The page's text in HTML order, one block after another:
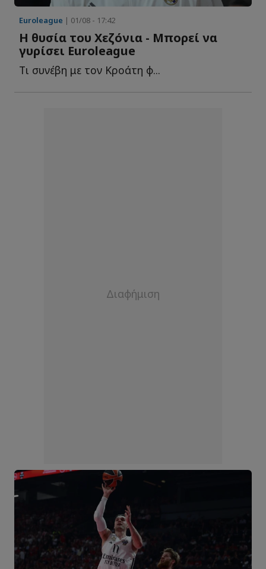
Euroleague | 01/08 - 17:42
H θυσία του Χεζόνια - Μπορεί να
γυρίσει Euroleague
Tι συνέβη με τον Κροάτη φ...